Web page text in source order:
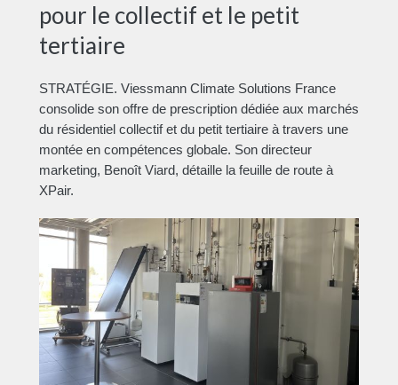
pour le collectif et le petit
tertiaire
STRATÉGIE. Viessmann Climate Solutions France
consolide son offre de prescription dédiée aux marchés
du résidentiel collectif et du petit tertiaire à travers une
montée en compétences globale. Son directeur
marketing, Benoît Viard, détaille la feuille de route à
XPair.